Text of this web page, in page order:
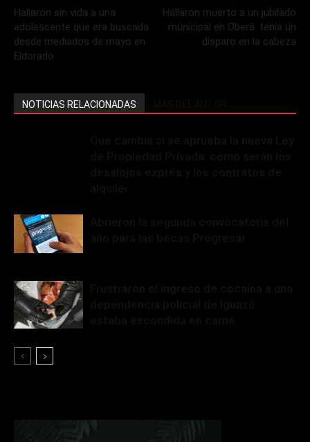
Hallaron sin vida a una
adolescente que era buscada
desde mediados de mayo en
Eldorado
Hallaron muerto a un jubilado
municipal en Oberá: tenía un
disparo en la cabeza
NOTICIAS RELACIONADAS